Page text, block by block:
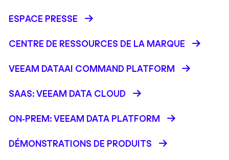
ESPACE PRESSE
CENTRE DE RESSOURCES DE LA MARQUE
VEEAM DATAAI COMMAND PLATFORM
SAAS: VEEAM DATA CLOUD
ON-PREM: VEEAM DATA PLATFORM
DÉMONSTRATIONS DE PRODUITS